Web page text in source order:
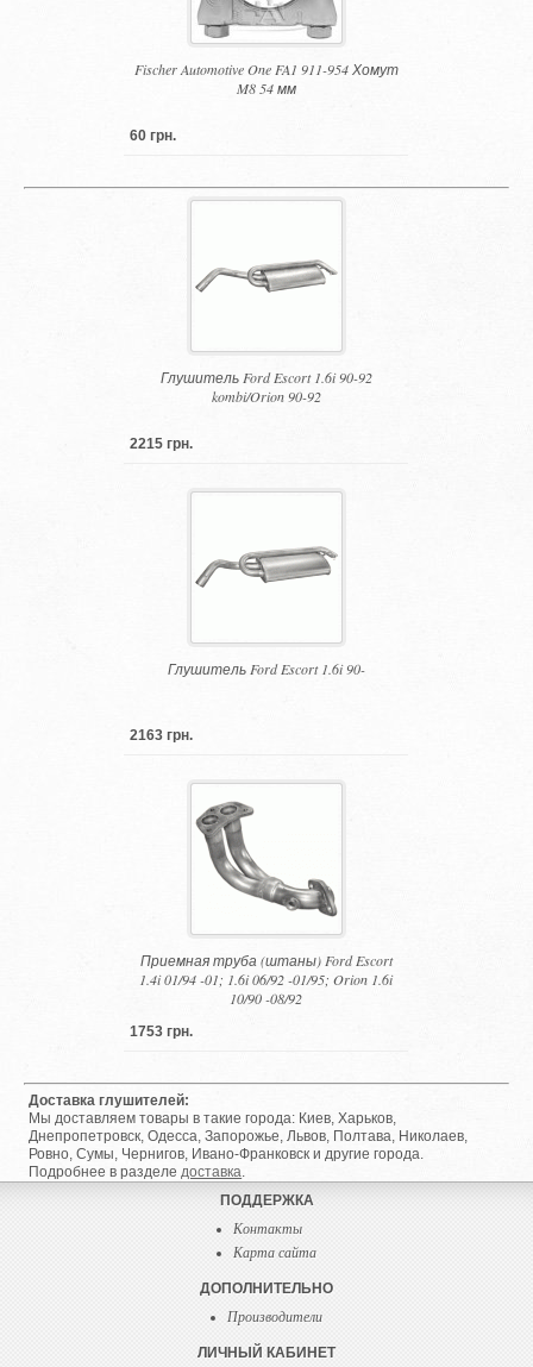
Fischer Automotive One FA1 911-954 Хомут
M8 54 мм
60 грн.
Глушитель Ford Escort 1.6i 90-92
kombi/Orion 90-92
2215 грн.
Глушитель Ford Escort 1.6i 90-
2163 грн.
Приемная труба (штаны) Ford Escort
1.4i 01/94 -01; 1.6i 06/92 -01/95; Orion 1.6i
10/90 -08/92
1753 грн.
Доставка глушителей:
Мы доставляем товары в такие города: Киев, Харьков,
Днепропетровск, Одесса, Запорожье, Львов, Полтава, Николаев,
Ровно, Сумы, Чернигов, Ивано-Франковск и другие города.
Подробнее в разделе доставка
ПОДДЕРЖКА
Контакты
Карта сайта
ДОПОЛНИТЕЛЬНО
Производители
ЛИЧНЫЙ КАБИНЕТ